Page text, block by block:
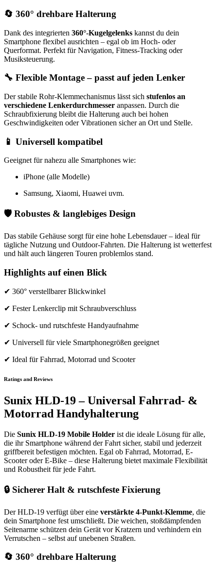
🔄 360° drehbare Halterung
Dank des integrierten 360°-Kugelgelenks kannst du dein
Smartphone flexibel ausrichten – egal ob im Hoch- oder
Querformat. Perfekt für Navigation, Fitness-Tracking oder
Musiksteuerung.
🔧 Flexible Montage – passt auf jeden Lenker
Der stabile Rohr-Klemmechanismus lässt sich stufenlos an
verschiedene Lenkerdurchmesser anpassen. Durch die
Schraubfixierung bleibt die Halterung auch bei hohen
Geschwindigkeiten oder Vibrationen sicher an Ort und Stelle.
📱 Universell kompatibel
Geeignet für nahezu alle Smartphones wie:
iPhone (alle Modelle)
Samsung, Xiaomi, Huawei uvm.
🛡️ Robustes & langlebiges Design
Das stabile Gehäuse sorgt für eine hohe Lebensdauer – ideal für
tägliche Nutzung und Outdoor-Fahrten. Die Halterung ist wetterfest
und hält auch längeren Touren problemlos stand.
Highlights auf einen Blick
✔ 360° verstellbarer Blickwinkel
✔ Fester Lenkerclip mit Schraubverschluss
✔ Schock- und rutschfeste Handyaufnahme
✔ Universell für viele Smartphonegrößen geeignet
✔ Ideal für Fahrrad, Motorrad und Scooter
Ratings and Reviews
Sunix HLD-19 – Universal Fahrrad- &
Motorrad Handyhalterung
Die Sunix HLD-19 Mobile Holder ist die ideale Lösung für alle,
die ihr Smartphone während der Fahrt sicher, stabil und jederzeit
griffbereit befestigen möchten. Egal ob Fahrrad, Motorrad, E-
Scooter oder E-Bike – diese Halterung bietet maximale Flexibilität
und Robustheit für jede Fahrt.
🔒 Sicherer Halt & rutschfeste Fixierung
Der HLD-19 verfügt über eine verstärkte 4-Punkt-Klemme, die
dein Smartphone fest umschließt. Die weichen, stoßdämpfenden
Seitenarme schützen dein Gerät vor Kratzern und verhindern ein
Verrutschen – selbst auf unebenen Straßen.
🔄 360° drehbare Halterung